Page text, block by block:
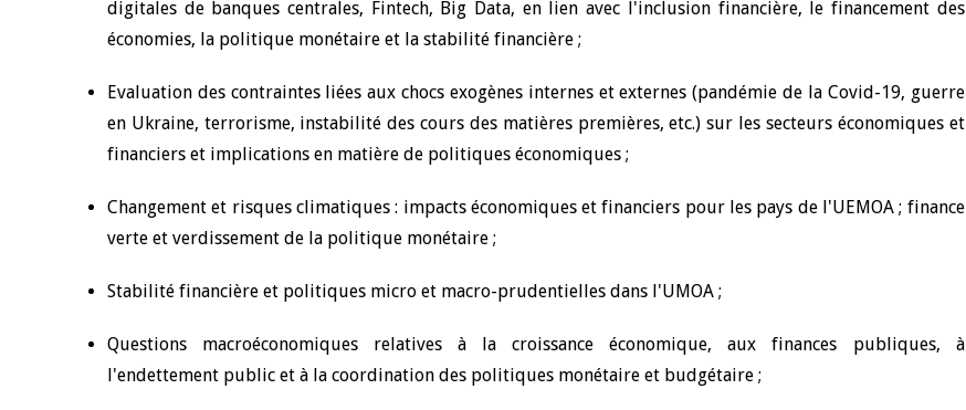
digitales de banques centrales, Fintech, Big Data, en lien avec l'inclusion financière, le financement des
économies, la politique monétaire et la stabilité financière ;
Evaluation des contraintes liées aux chocs exogènes internes et externes (pandémie de la Covid-19, guerre
en Ukraine, terrorisme, instabilité des cours des matières premières, etc.) sur les secteurs économiques et
financiers et implications en matière de politiques économiques ;
Changement et risques climatiques : impacts économiques et financiers pour les pays de l'UEMOA ; finance
verte et verdissement de la politique monétaire ;
Stabilité financière et politiques micro et macro-prudentielles dans l'UMOA ;
Questions macroéconomiques relatives à la croissance économique, aux finances publiques, à
l'endettement public et à la coordination des politiques monétaire et budgétaire ;